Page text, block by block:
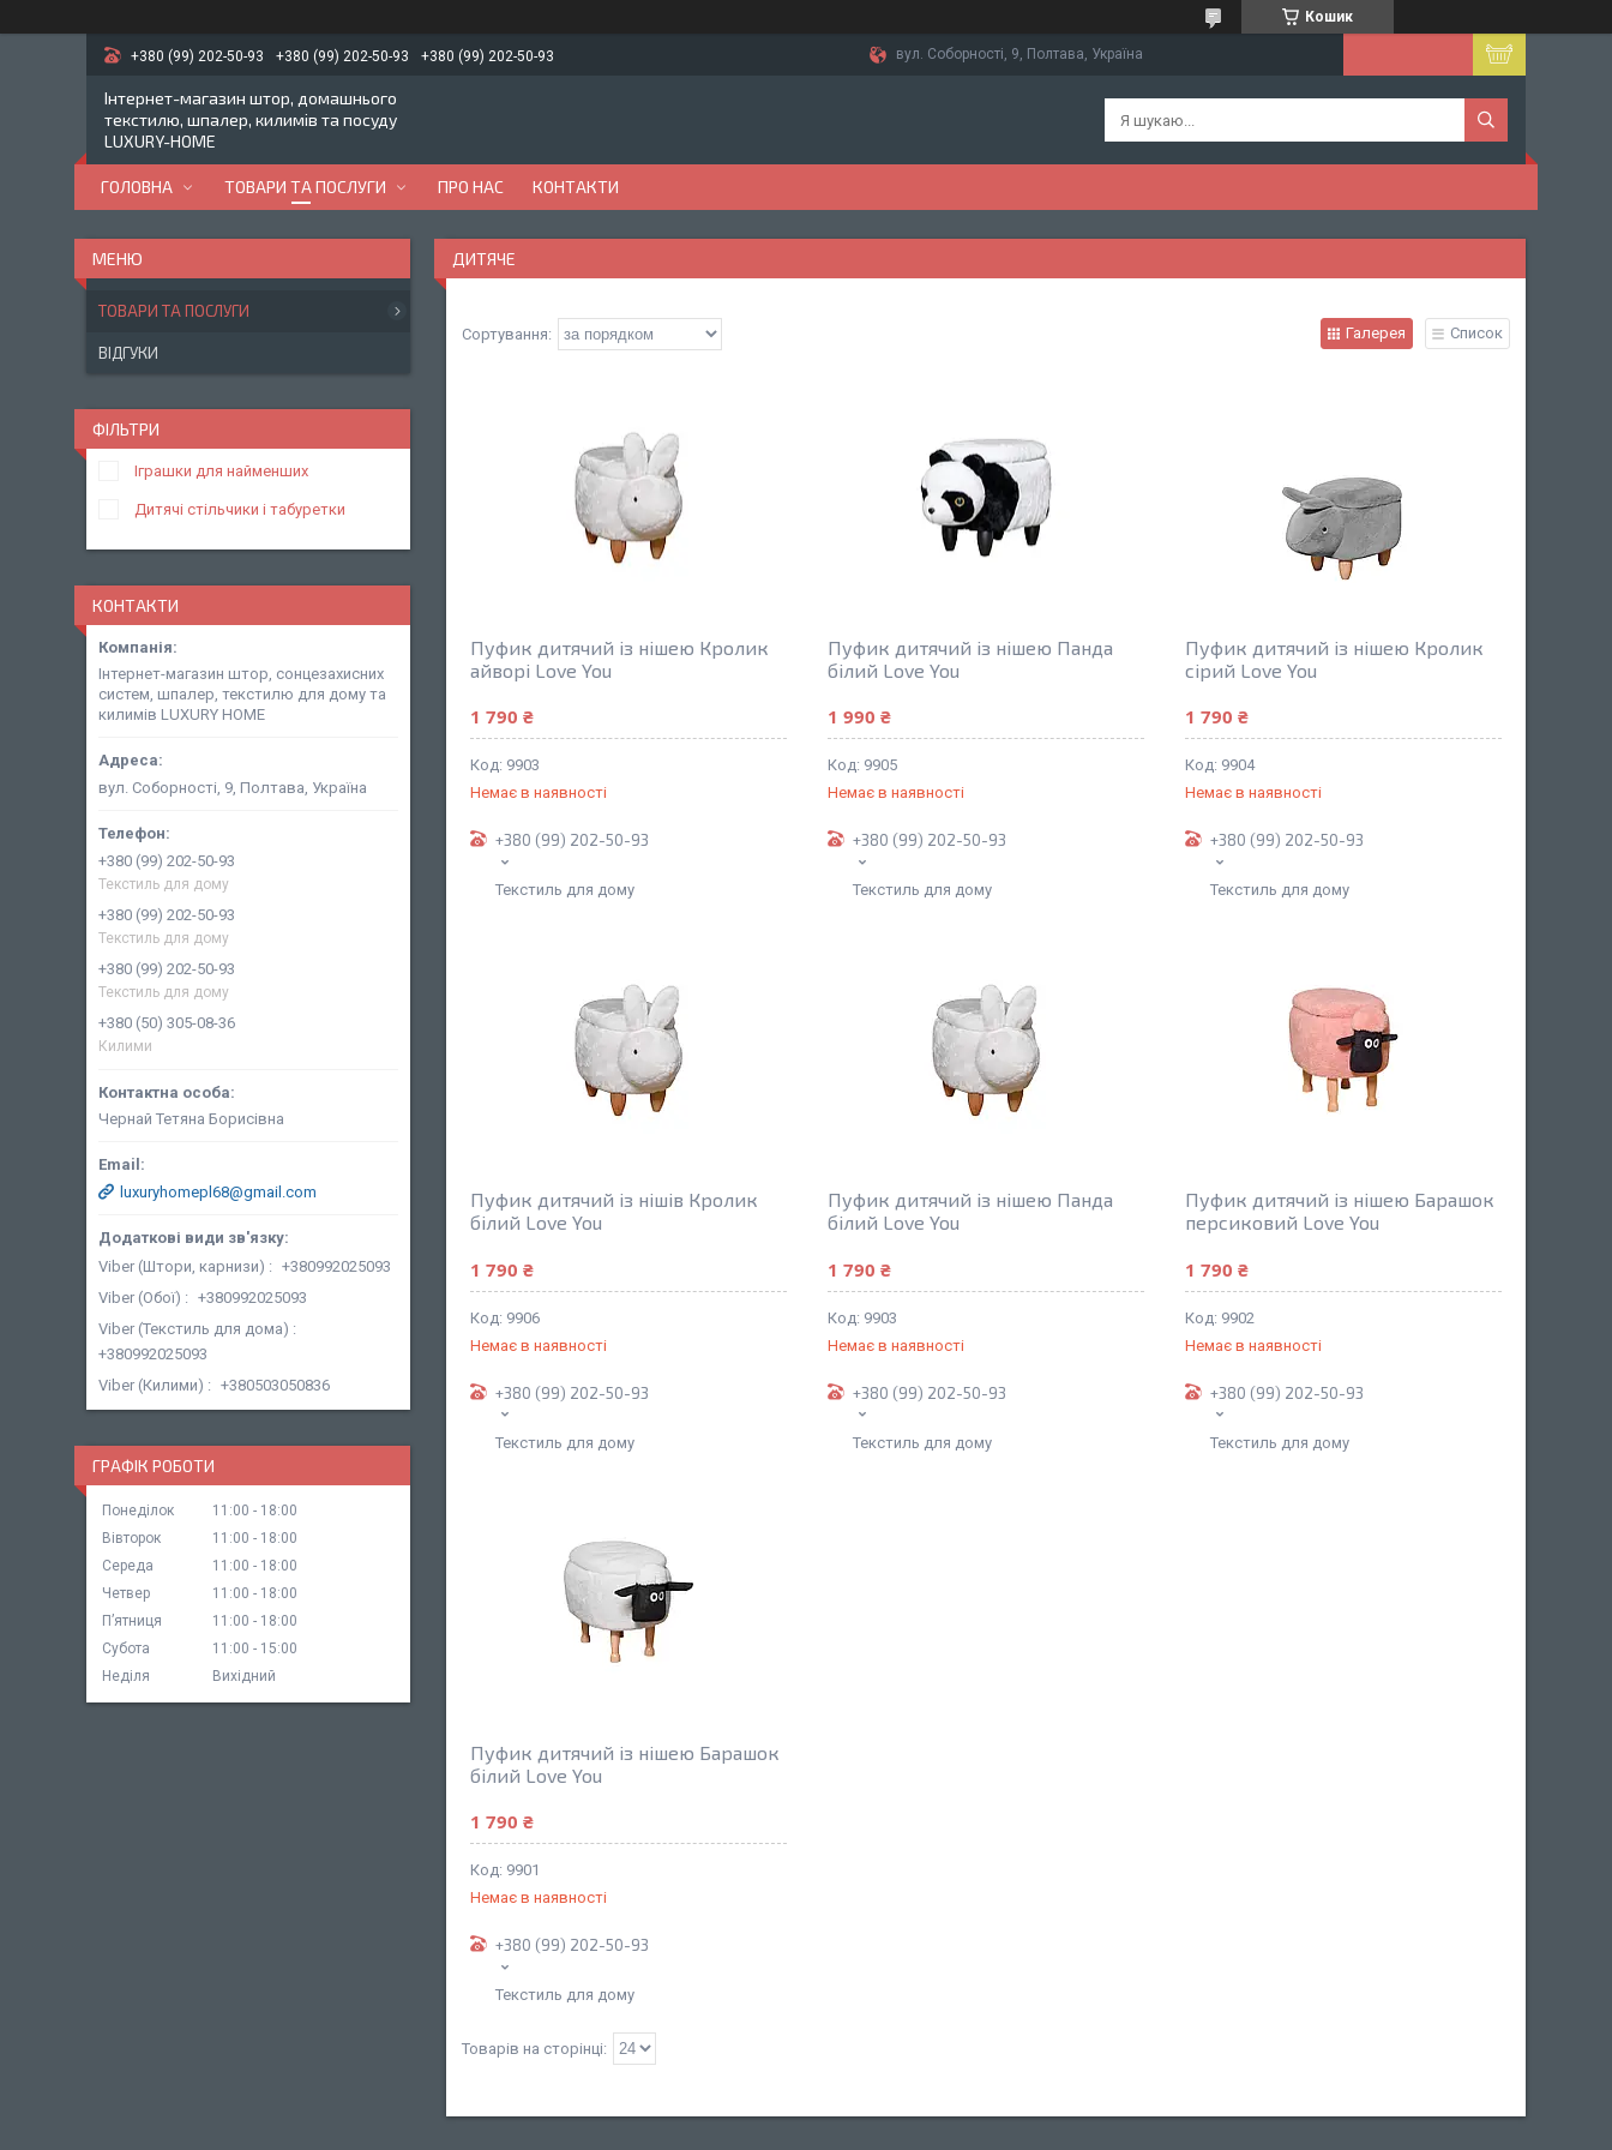
Кошик
+380 (99) 202-50-93 +380 (99) 202-50-93 +380 (99) 202-50-93 вул. Соборності, 9, Полтава, Україна
Інтернет-магазин штор, домашнього
текстилю, шпалер, килимів та посуду
LUXURY-HOME
ГОЛОВНА ТОВАРИ ТА ПОСЛУГИ ПРО НАС КОНТАКТИ
ДИТЯЧЕ
Галерея Список
Пуфик дитячий із нішею Кролик
айворі Love You
1 790 ₴
9903
Немає в наявності
+380 (99) 202-50-93
Текстиль для дому
Пуфик дитячий із нішею Панда
білий Love You
1 990 ₴
9905
Немає в наявності
+380 (99) 202-50-93
Текстиль для дому
Пуфик дитячий із нішею Кролик
сірий Love You
1 790 ₴
9904
Немає в наявності
+380 (99) 202-50-93
Текстиль для дому
Пуфик дитячий із нішів Кролик
білий Love You
1 790 ₴
9906
Немає в наявності
+380 (99) 202-50-93
Текстиль для дому
Пуфик дитячий із нішею Панда
білий Love You
1 790 ₴
9903
Немає в наявності
+380 (99) 202-50-93
Текстиль для дому
Пуфик дитячий із нішею Барашок
персиковий Love You
1 790 ₴
9902
Немає в наявності
+380 (99) 202-50-93
Текстиль для дому
Пуфик дитячий із нішею Барашок
білий Love You
1 790 ₴
9901
Немає в наявності
+380 (99) 202-50-93
Текстиль для дому
ТОВАРИ ТА ПОСЛУГИ
ВІДГУКИ
ФІЛЬТРИ
Іграшки для найменших
Дитячі стільчики і табуретки
КОНТАКТИ
Інтернет-магазин штор, сонцезахисних
систем, шпалер, текстилю для дому та
килимів LUXURY HOME
вул. Соборності, 9, Полтава, Україна
+380 (99) 202-50-93
Текстиль для дому
+380 (99) 202-50-93
Текстиль для дому
+380 (99) 202-50-93
Текстиль для дому
+380 (50) 305-08-36
Килими
Чернай Тетяна Борисівна
luxuryhomepl68@gmail.com
Viber (Штори, карнизи)
+380992025093
Viber (Обої)
+380992025093
Viber (Текстиль для дома)
+380992025093
Viber (Килими)
+380503050836
ГРАФІК РОБОТИ
Понеділок 11:00
18:00
Вівторок
11:00
18:00
Середа
11:00
18:00
Четвер
11:00
18:00
Пʼятниця
11:00
18:00
Субота
11:00
15:00
Неділя
Вихідний